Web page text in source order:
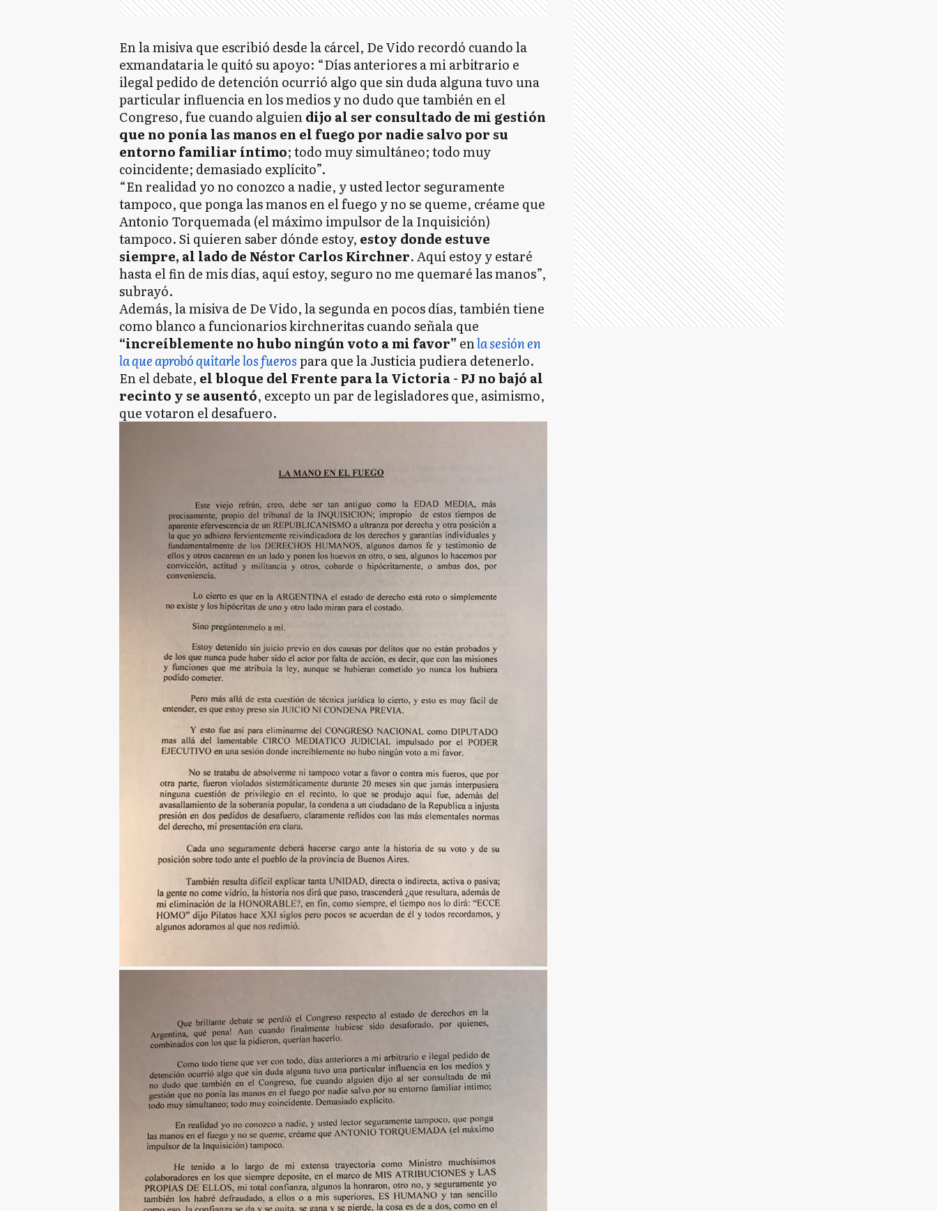
En la misiva que escribió desde la cárcel, De Vido recordó cuando la
exmandataria le quitó su apoyo: “Días anteriores a mi arbitrario e
ilegal pedido de detención ocurrió algo que sin duda alguna tuvo una
particular influencia en los medios y no dudo que también en el
Congreso, fue cuando alguiendijo al ser consultado de mi gestión
que no ponía las manos en el fuego por nadie salvo por su
entorno familiar íntimo; todo muy simultáneo; todo muy
coincidente; demasiado explícito”.
“En realidad yo no conozco a nadie, y usted lector seguramente
tampoco, que ponga las manos en el fuego y no se queme, créame que
Antonio Torquemada (el máximo impulsor de la Inquisición)
tampoco. Si quieren saber dónde estoy, estoy donde estuve
siempre, al lado de Néstor Carlos Kirchner. Aquí estoy y estaré
hasta el fin de mis días, aquí estoy, seguro no me quemaré las manos”,
subrayó.
Además, la misiva de De Vido, la segunda en pocos días, también tiene
como blanco a funcionarios kirchneritas cuando señala que
“increíblemente no hubo ningún voto a mi favor” enla sesión en
la que aprobó quitarle los fuerospara que la Justicia pudiera detenerlo.
En el debate, el bloque del Frente para la Victoria - PJ no bajó al
recinto y se ausentó, excepto un par de legisladores que, asimismo,
que votaron el desafuero.